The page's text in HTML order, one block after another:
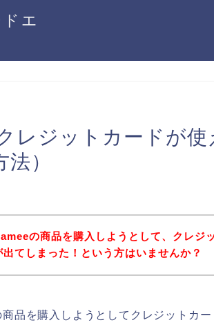
エ
レジットカードが
）
の商品を購入しようとして、クレジ
出てしまった！という方はいませんか？
品を購入しようとしてクレジットカ